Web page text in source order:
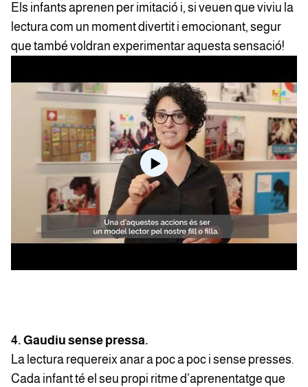
Els infants aprenen per imitació i, si veuen que viviu la
lectura com un moment divertit i emocionant, segur
que també voldran experimentar aquesta sensació!
4. Gaudiu sense pressa.
La lectura requereix anar a poc a poc i sense presses.
Cada infant té el seu propi ritme d’aprenentatge que